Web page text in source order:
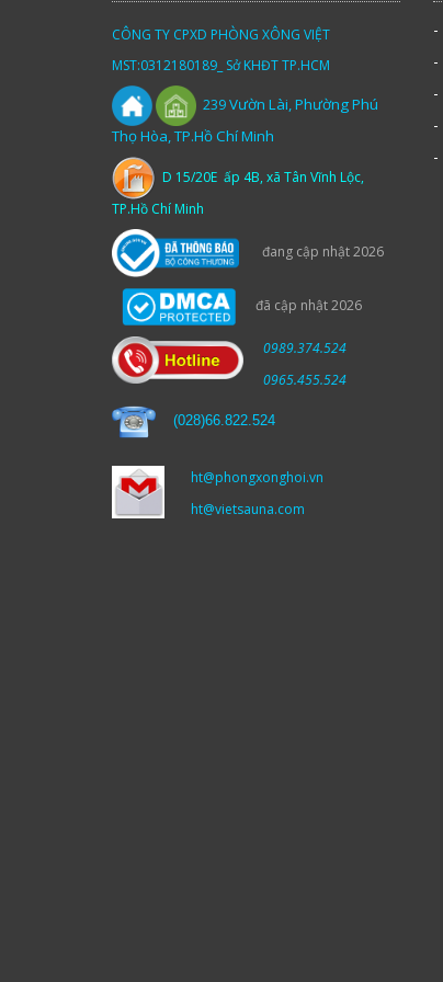
CÔNG TY CPXD PHÒNG XÔNG VIỆT
MST:0312180189_ Sở KHĐT TP.HCM
239Vườn Lài,Phường Phú
Thọ Hòa, TP.Hồ Chí Minh
D 15/20E ấp 4B, xã Tân Vĩnh Lộc,
TP.Hồ Chí Minh
đang cập nhật 2026
đã cập nhật 2026
0989.374.524
0965.455.524
(028)66.822.524
ht@phongxonghoi.vn
ht@vietsauna.com
-
-
-
-
-